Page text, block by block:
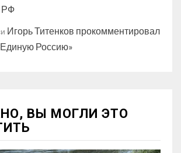
РФ
Игорь Титенков прокомментировал
Россию»
ВЫ МОГЛИ ЭТО